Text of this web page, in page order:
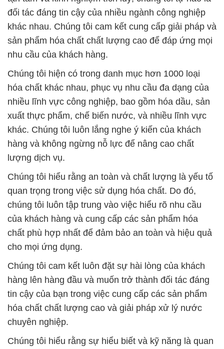
đối tác đáng tin cậy của nhiều ngành công nghiệp
khác nhau. Chúng tôi cam kết cung cấp giải pháp và
sản phẩm hóa chất chất lượng cao để đáp ứng mọi
nhu cầu của khách hàng.
Chúng tôi hiện có trong danh mục hơn 1000 loại
hóa chất khác nhau, phục vụ nhu cầu đa dạng của
nhiều lĩnh vực công nghiệp, bao gồm hóa dầu, sản
xuất thực phẩm, chế biến nước, và nhiều lĩnh vực
khác. Chúng tôi luôn lắng nghe ý kiến của khách
hàng và không ngừng nỗ lực để nâng cao chất
lượng dịch vụ.
Chúng tôi hiểu rằng an toàn và chất lượng là yếu tố
quan trọng trong việc sử dụng hóa chất. Do đó,
chúng tôi luôn tập trung vào việc hiểu rõ nhu cầu
của khách hàng và cung cấp các sản phẩm hóa
chất phù hợp nhất để đảm bảo an toàn và hiệu quả
cho mọi ứng dụng.
Chúng tôi cam kết luôn đặt sự hài lòng của khách
hàng lên hàng đầu và muốn trở thành đối tác đáng
tin cậy của bạn trong việc cung cấp các sản phẩm
hóa chất chất lượng cao và giải pháp xử lý nước
chuyên nghiệp.
Chúng tôi hiểu rằng sự hiểu biết và kỹ năng là quan